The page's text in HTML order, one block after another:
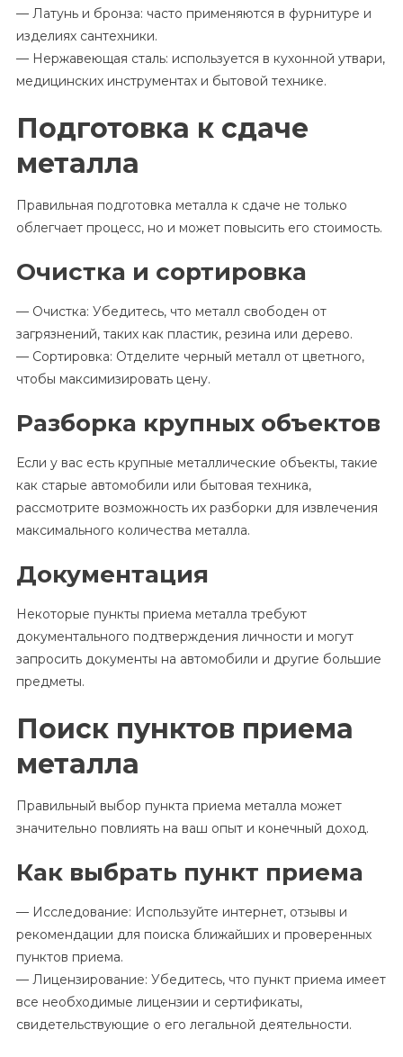
— Латунь и бронза: часто применяются в фурнитуре и
изделиях сантехники.
— Нержавеющая сталь: используется в кухонной утвари,
медицинских инструментах и бытовой технике.
Подготовка к сдаче
металла
Правильная подготовка металла к сдаче не только
облегчает процесс, но и может повысить его стоимость.
Очистка и сортировка
— Очистка: Убедитесь, что металл свободен от
загрязнений, таких как пластик, резина или дерево.
— Сортировка: Отделите черный металл от цветного,
чтобы максимизировать цену.
Разборка крупных объектов
Если у вас есть крупные металлические объекты, такие
как старые автомобили или бытовая техника,
рассмотрите возможность их разборки для извлечения
максимального количества металла.
Документация
Некоторые пункты приема металла требуют
документального подтверждения личности и могут
запросить документы на автомобили и другие большие
предметы.
Поиск пунктов приема
металла
Правильный выбор пункта приема металла может
значительно повлиять на ваш опыт и конечный доход.
Как выбрать пункт приема
— Исследование: Используйте интернет, отзывы и
рекомендации для поиска ближайших и проверенных
пунктов приема.
— Лицензирование: Убедитесь, что пункт приема имеет
все необходимые лицензии и сертификаты,
свидетельствующие о его легальной деятельности.